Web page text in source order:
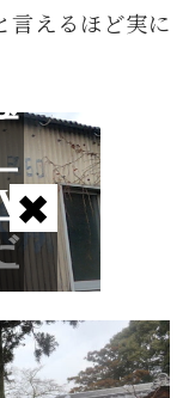
言えるほど実に